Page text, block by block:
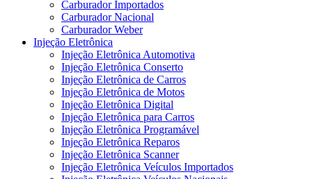
Carburador Importados
Carburador Nacional
Carburador Weber
Injeção Eletrônica
Injeção Eletrônica Automotiva
Injeção Eletrônica Conserto
Injeção Eletrônica de Carros
Injeção Eletrônica de Motos
Injeção Eletrônica Digital
Injeção Eletrônica para Carros
Injeção Eletrônica Programável
Injeção Eletrônica Reparos
Injeção Eletrônica Scanner
Injeção Eletrônica Veículos Importados